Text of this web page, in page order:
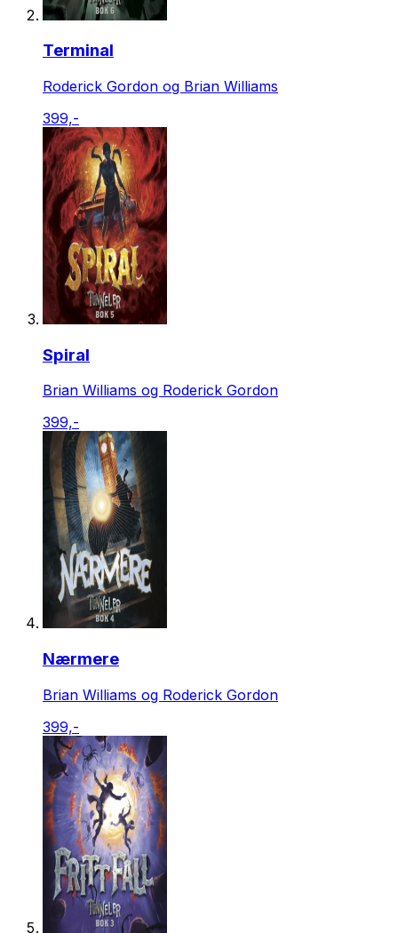
Terminal
Roderick Gordon og Brian Williams
399,-
Spiral
Brian Williams og Roderick Gordon
399,-
Nærmere
Brian Williams og Roderick Gordon
399,-